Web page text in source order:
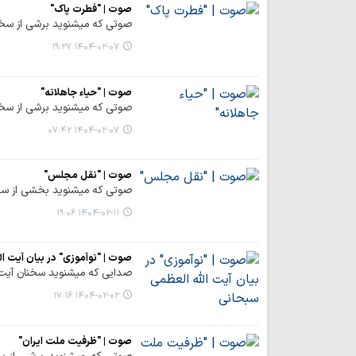
صوت | "فطرت پاک"
صوتی که میشنوید برشی از
۱۴۰۴-۰۲-۰۷ ۱۹:۲۷
صوت | "حیاء جاهلانه"
صوتی که میشنوید برشی از
۱۴۰۴-۰۲-۰۷ ۰۷:۴۲
صوت | "نقل مجلس"
صوتی که میشنوید بخشی از
۱۴۰۴-۰۲-۱۱ ۱۹:۰۶
صوت | "نوآموزی" در بیان آیت
صدایی که میشنوید سخنان
۱۴۰۴-۰۲-۰۲ ۱۷:۱۶
صوت | "ظرفیت ملت ایران"